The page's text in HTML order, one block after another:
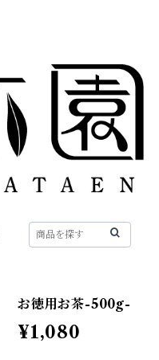
お徳用お茶-500g-
¥1,080